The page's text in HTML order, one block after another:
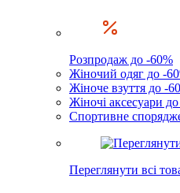
Розпродаж до -60%
Жіночий одяг до -
Жіноче взуття до -
Жіночі аксесуари
Спортивне
Переглянути всі